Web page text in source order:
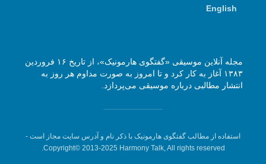
English
مجله آنلاین موسیقی «گفتگوی هارمونیک»، از تاریخ ۱۶ فروردین
۱۳۸۳ آغاز به کار کرد و تا امروز به صورت مداوم هر روز به
انتشار مطالبی درباره موسیقی می‌پردازد.
استفاده از مطالب گفتگوی هارمونیک با ذکر نام و آدرس سایت مجاز است -
Copyright© 2013-2025 Harmony Talk, All rights reserved.